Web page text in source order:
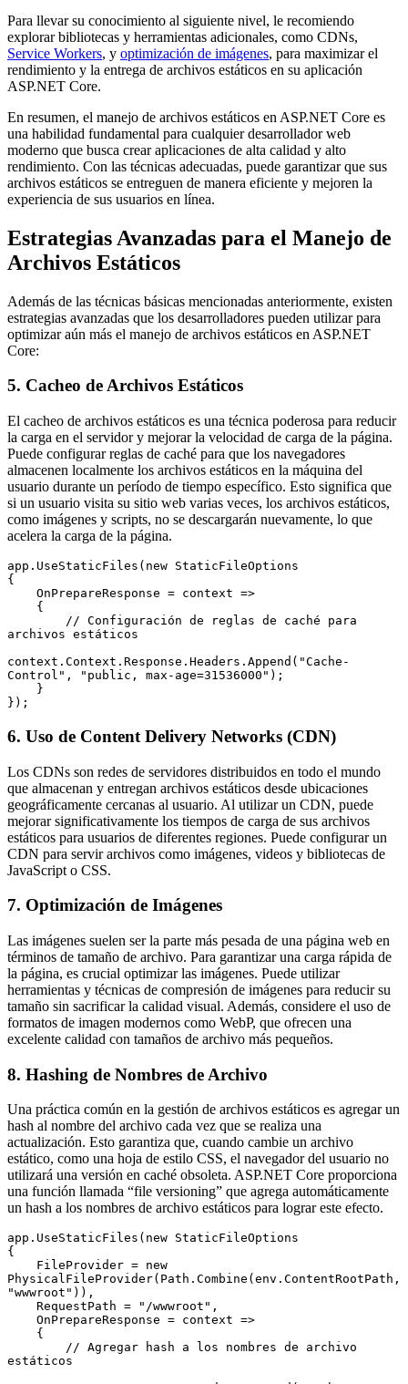
Para llevar su conocimiento al siguiente nivel, le recomiendo
explorar bibliotecas y herramientas adicionales, como CDNs,
Service Workers, y optimización de imágenes, para maximizar el
rendimiento y la entrega de archivos estáticos en su aplicación
ASP.NET Core.
En resumen, el manejo de archivos estáticos en ASP.NET Core es
una habilidad fundamental para cualquier desarrollador web
moderno que busca crear aplicaciones de alta calidad y alto
rendimiento. Con las técnicas adecuadas, puede garantizar que sus
archivos estáticos se entreguen de manera eficiente y mejoren la
experiencia de sus usuarios en línea.
Estrategias Avanzadas para el Manejo de
Archivos Estáticos
Además de las técnicas básicas mencionadas anteriormente, existen
estrategias avanzadas que los desarrolladores pueden utilizar para
optimizar aún más el manejo de archivos estáticos en ASP.NET
Core:
5. Cacheo de Archivos Estáticos
El cacheo de archivos estáticos es una técnica poderosa para reducir
la carga en el servidor y mejorar la velocidad de carga de la página.
Puede configurar reglas de caché para que los navegadores
almacenen localmente los archivos estáticos en la máquina del
usuario durante un período de tiempo específico. Esto significa que
si un usuario visita su sitio web varias veces, los archivos estáticos,
como imágenes y scripts, no se descargarán nuevamente, lo que
acelera la carga de la página.
app.UseStaticFiles(new StaticFileOptions
{
archivos estáticos
context.Context.Response.Headers.Append("Cache-
Control", "public, max-age=31536000");
6. Uso de Content Delivery Networks (CDN)
Los CDNs son redes de servidores distribuidos en todo el mundo
que almacenan y entregan archivos estáticos desde ubicaciones
geográficamente cercanas al usuario. Al utilizar un CDN, puede
mejorar significativamente los tiempos de carga de sus archivos
estáticos para usuarios de diferentes regiones. Puede configurar un
CDN para servir archivos como imágenes, videos y bibliotecas de
JavaScript o CSS.
7. Optimización de Imágenes
Las imágenes suelen ser la parte más pesada de una página web en
términos de tamaño de archivo. Para garantizar una carga rápida de
la página, es crucial optimizar las imágenes. Puede utilizar
herramientas y técnicas de compresión de imágenes para reducir su
tamaño sin sacrificar la calidad visual. Además, considere el uso de
formatos de imagen modernos como WebP, que ofrecen una
excelente calidad con tamaños de archivo más pequeños.
8. Hashing de Nombres de Archivo
Una práctica común en la gestión de archivos estáticos es agregar un
hash al nombre del archivo cada vez que se realiza una
actualización. Esto garantiza que, cuando cambie un archivo
estático, como una hoja de estilo CSS, el navegador del usuario no
utilizará una versión en caché obsoleta. ASP.NET Core proporciona
una función llamada “file versioning” que agrega automáticamente
un hash a los nombres de archivo estáticos para lograr este efecto.
app.UseStaticFiles(new StaticFileOptions
{
PhysicalFileProvider(Path.Combine(env.ContentRootPath,
"wwwroot")),
estáticos